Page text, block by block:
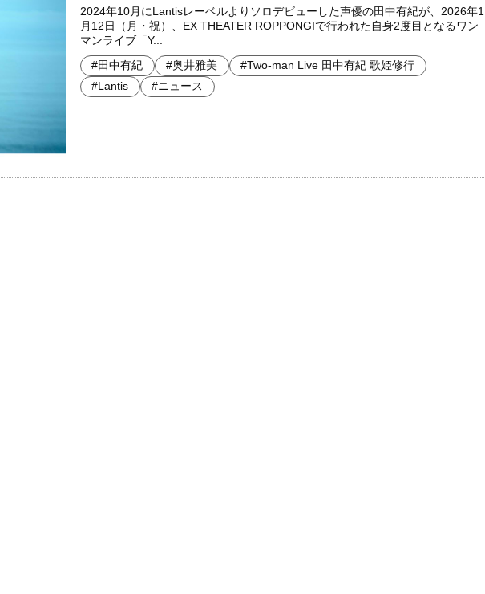
2024年10月にLantisレーベルよりソロデビューした声優の田中有紀が、2026年1
月12日（月・祝）、EX THEATER ROPPONGIで行われた自身2度目となるワン
マンライブ「Y...
#田中有紀 #奥井雅美
#Two-man Live 田中有紀 歌姫修行
#Lantis
#ニュース